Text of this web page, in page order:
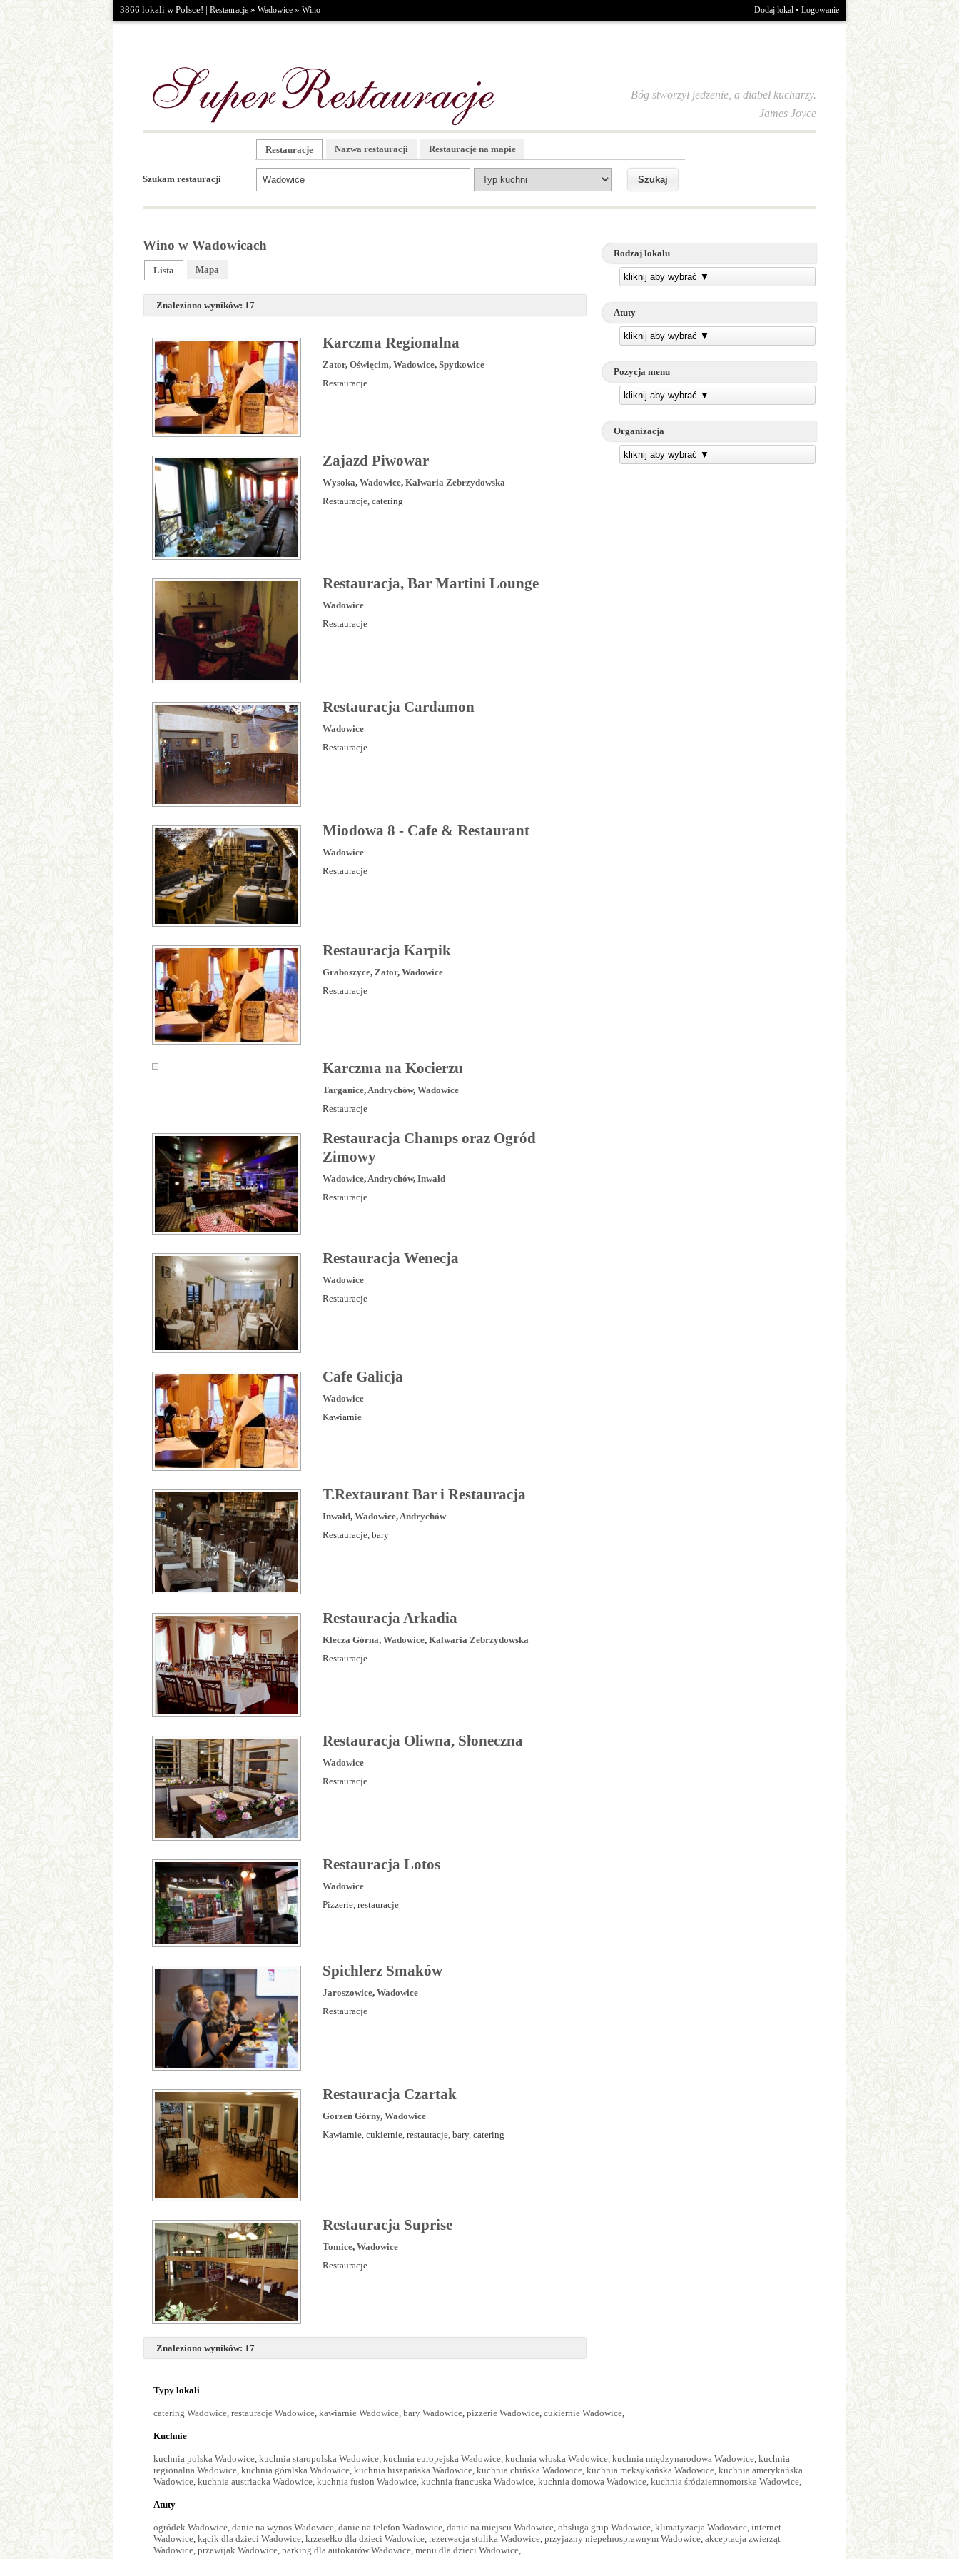
3866 lokali w Polsce! | Restauracje » Wadowice » Wino Dodaj lokal • Logowanie
Bóg stworzył jedzenie, a diabeł kucharzy.
James Joyce
Szukam restauracji
Restauracje Nazwa restauracji Restauracje na mapie
Rodzaj lokalu
kliknij aby wybrać ▼
Atuty
kliknij aby wybrać ▼
Pozycja menu
kliknij aby wybrać ▼
Organizacja
kliknij aby wybrać ▼
Wino w Wadowicach
Lista Mapa
Znaleziono wyników: 17
Karczma Regionalna
Zator, Oświęcim, Wadowice, Spytkowice
Restauracje
Zajazd Piwowar
Wysoka, Wadowice, Kalwaria Zebrzydowska
Restauracje, catering
Restauracja, Bar Martini Lounge
Wadowice
Restauracje
Restauracja Cardamon
Wadowice
Restauracje
Miodowa 8 - Cafe & Restaurant
Wadowice
Restauracje
Restauracja Karpik
Graboszyce, Zator, Wadowice
Restauracje
Karczma na Kocierzu
Targanice, Andrychów, Wadowice
Restauracje
Restauracja Champs oraz Ogród
Zimowy
Wadowice, Andrychów, Inwałd
Restauracje
Restauracja Wenecja
Wadowice
Restauracje
Cafe Galicja
Wadowice
Kawiarnie
T.Rextaurant Bar i Restauracja
Inwałd, Wadowice,Andrychów
Restauracje, bary
Restauracja Arkadia
Klecza Górna, Wadowice, Kalwaria Zebrzydowska
Restauracje
Restauracja Oliwna, Słoneczna
Wadowice
Restauracje
Restauracja Lotos
Wadowice
Pizzerie, restauracje
Spichlerz Smaków
Jaroszowice, Wadowice
Restauracje
Restauracja Czartak
Gorzeń Górny, Wadowice
Kawiarnie, cukiernie, restauracje, bary, catering
Restauracja Suprise
Tomice, Wadowice
Restauracje
Znaleziono wyników: 17
Typy lokali
catering Wadowice, restauracje Wadowice, kawiarnie Wadowice, bary Wadowice, pizzerie Wadowice, cukiernie Wadowice,
Kuchnie
kuchnia polska Wadowice, kuchnia staropolska Wadowice, kuchnia europejska Wadowice, kuchnia włoska Wadowice, kuchnia międzynarodowa Wadowice, kuchnia
regionalna Wadowice, kuchnia góralska Wadowice, kuchnia hiszpańska Wadowice, kuchnia chińska Wadowice, kuchnia meksykańska Wadowice, kuchnia amerykańska
Wadowice, kuchnia austriacka Wadowice, kuchnia fusion Wadowice, kuchnia francuska Wadowice, kuchnia domowa Wadowice, kuchnia śródziemnomorska Wadowice,
Atuty
ogródek Wadowice, danie na wynos Wadowice, danie na telefon Wadowice, danie na miejscu Wadowice, obsługa grup Wadowice, klimatyzacja Wadowice, internet
Wadowice, kącik dla dzieci Wadowice, krzesełko dla dzieci Wadowice, rezerwacja stolika Wadowice, przyjazny niepełnosprawnym Wadowice, akceptacja zwierząt
Wadowice, przewijak Wadowice, parking dla autokarów Wadowice, menu dla dzieci Wadowice,